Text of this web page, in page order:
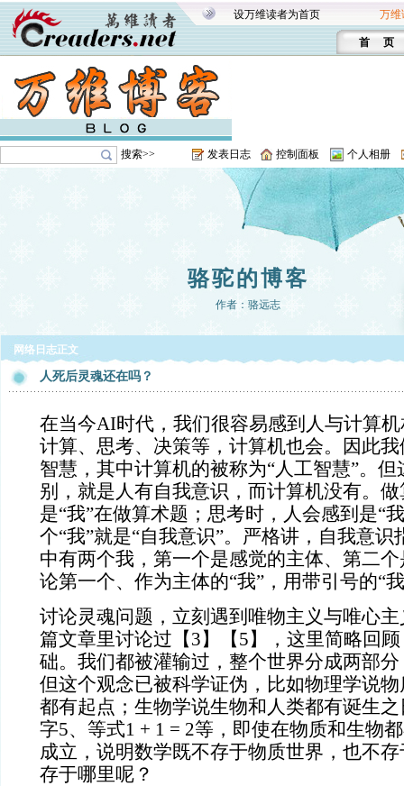
设万维读者为首页 万维
首 页
搜索>> 发表日志 控制面板 个人相册
骆驼的博客
作者：骆远志
网络日志正文
人死后灵魂还在吗？
在当今AI时代，我们很容易感到人与计算
计算、思考、决策等，计算机也会。因此
智慧，其中计算机的被称为“人工智慧”。
别，就是人有自我意识，而计算机没有。
是“我”在做算术题；思考时，人会感到是“
个“我”就是“自我意识”。严格讲，自我意识
中有两个我，第一个是感觉的主体、第二
论第一个、作为主体的“我”，用带引号的“
讨论灵魂问题，立刻遇到唯物主义与唯心
篇文章里讨论过【 3】【5】，这里简略回
础。我们都被灌输过，整个世界分成两部
但这个观念已被科学证伪，比如物理学说
都有起点；生物学说生物和人类都有诞生
字5、等式1 + 1 = 2等，即使在物质和生物
成立，说明数学既不存于物质世界，也不
存于哪里呢？